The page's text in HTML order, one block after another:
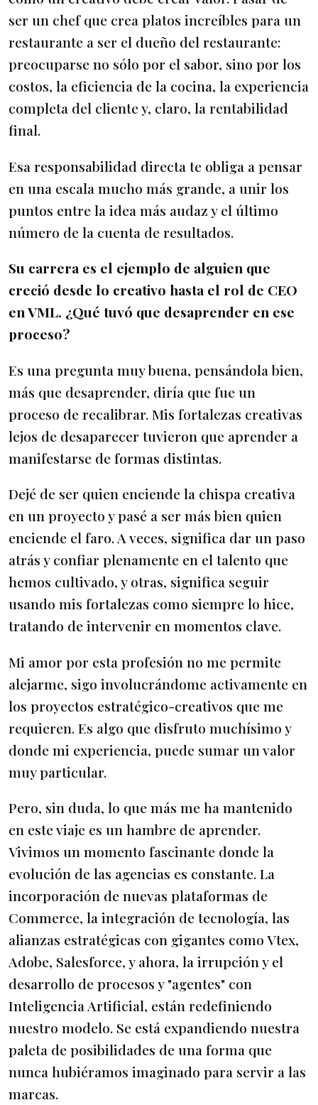
ser un chef que crea platos increíbles para un
restaurante a ser el dueño del restaurante:
preocuparse no sólo por el sabor, sino por los
costos, la eficiencia de la cocina, la experiencia
completa del cliente y, claro, la rentabilidad
final.
Esa responsabilidad directa te obliga a pensar
en una escala mucho más grande, a unir los
puntos entre la idea más audaz y el último
número de la cuenta de resultados.
Su carrera es el ejemplo de alguien que
creció desde lo creativo hasta el rol de CEO
en VML. ¿Qué tuvó que desaprender en ese
proceso?
Es una pregunta muy buena, pensándola bien,
más que desaprender, diría que fue un
proceso de recalibrar. Mis fortalezas creativas
lejos de desaparecer tuvieron que aprender a
manifestarse de formas distintas.
Dejé de ser quien enciende la chispa creativa
en un proyecto y pasé a ser más bien quien
enciende el faro. A veces, significa dar un paso
atrás y confiar plenamente en el talento que
hemos cultivado, y otras, significa seguir
usando mis fortalezas como siempre lo hice,
tratando de intervenir en momentos clave.
Mi amor por esta profesión no me permite
alejarme, sigo involucrándome activamente en
los proyectos estratégico-creativos que me
requieren. Es algo que disfruto muchísimo y
donde mi experiencia, puede sumar un valor
muy particular.
Pero, sin duda, lo que más me ha mantenido
en este viaje es un hambre de aprender.
Vivimos un momento fascinante donde la
evolución de las agencias es constante. La
incorporación de nuevas plataformas de
Commerce, la integración de tecnología, las
alianzas estratégicas con gigantes como Vtex,
Adobe, Salesforce, y ahora, la irrupción y el
desarrollo de procesos y "agentes" con
Inteligencia Artificial, están redefiniendo
nuestro modelo. Se está expandiendo nuestra
paleta de posibilidades de una forma que
nunca hubiéramos imaginado para servir a las
marcas.